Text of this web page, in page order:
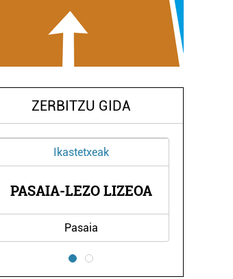
ZERBITZU GIDA
Ikastetxeak
PASAIA-LEZO LIZEOA
Pasaia